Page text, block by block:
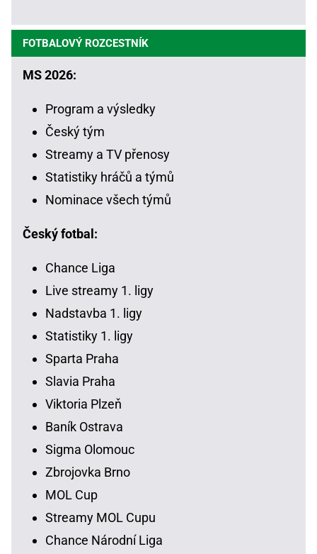
FOTBALOVÝ ROZCESTNÍK
MS 2026:
Program a výsledky
Český tým
Streamy a TV přenosy
Statistiky hráčů a týmů
Nominace všech týmů
Český fotbal:
Chance Liga
Live streamy 1. ligy
Nadstavba 1. ligy
Statistiky 1. ligy
Sparta Praha
Slavia Praha
Viktoria Plzeň
Baník Ostrava
Sigma Olomouc
Zbrojovka Brno
MOL Cup
Streamy MOL Cupu
Chance Národní Liga